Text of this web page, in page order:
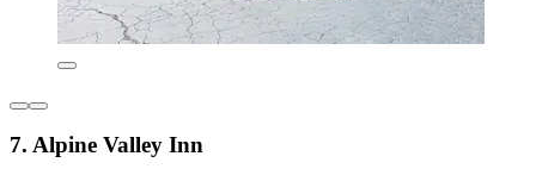
7. Alpine Valley Inn